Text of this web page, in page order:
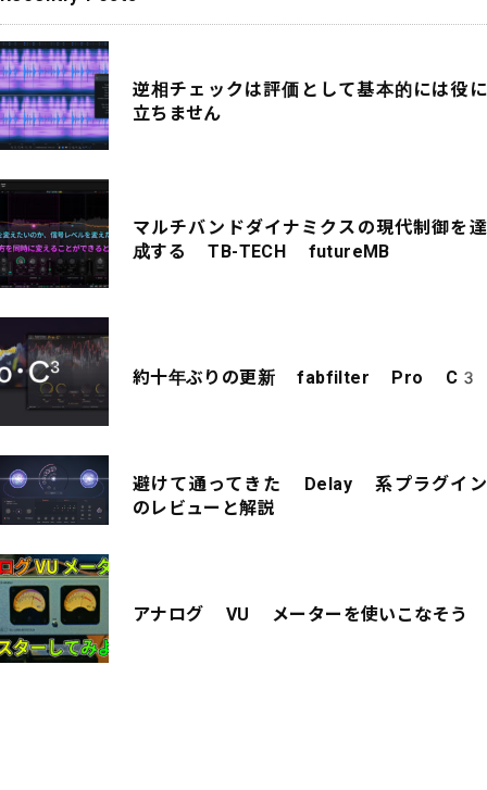
逆相チェックは評価として基本的には役に
立ちません
マルチバンドダイナミクスの現代制御を達
成する TB-TECH futureMB
約十年ぶりの更新 fabfilter Pro C3
避けて通ってきた Delay 系プラグイン
のレビューと解説
アナログ VU メーターを使いこなそう